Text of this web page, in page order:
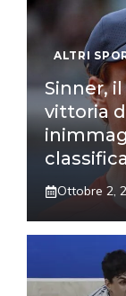
ALTRI
Sinner,
vittoria
Ottobre 2,